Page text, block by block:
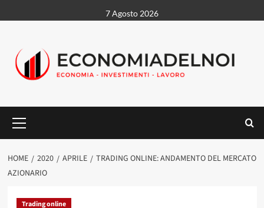
al
7 Agosto 2026
principale
HOME 2020 APRILE
TRADING ONLINE: ANDAMENTO DEL MERCATO
AZIONARIO
Trading online